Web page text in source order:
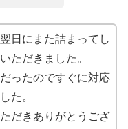
日にまた詰まってし
ただきました。
ったのですぐに対応
た。
だきありがとうござ